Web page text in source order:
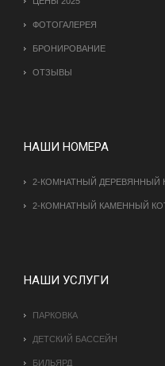
ФОТОГАЛЕРЕЯ
БРОНИРОВАНИЕ
ОТЗЫВЫ
НАШИ НОМЕРА
2-КОМНАТНЫЙ ДЕРЕВЯННЫЙ
2-КОМНАТНЫЙ КАМЕННЫЙ
НАШИ УСЛУГИ
ПАРКОВКА
ДЕТСКИЙ БАССЕЙН
БИЛЬЯРД